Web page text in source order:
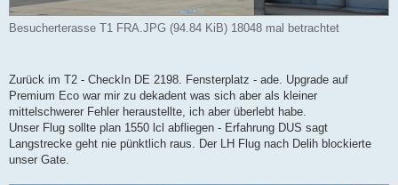
Besucherterasse T1 FRA.JPG (94.84 KiB) 18048 mal betrachtet
Zurück im T2 - CheckIn DE 2198. Fensterplatz - ade. Upgrade auf
Premium Eco war mir zu dekadent was sich aber als kleiner
mittelschwerer Fehler heraustellte, ich aber überlebt habe.
Unser Flug sollte plan 1550 lcl abfliegen - Erfahrung DUS sagt
Langstrecke geht nie pünktlich raus. Der LH Flug nach Delih blockierte
unser Gate.